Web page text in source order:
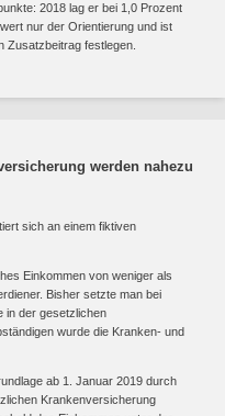
2018 lag er bei 1,0 Prozent
nur der Orientierung und ist
Zusatzbeitrag festlegen.
werden nahezu
sich an einem fiktiven
Einkommen von weniger als
Bisher setzte man bei
in der gesetzlichen
wurde die Kranken- und
ab 1. Januar 2019 durch
Krankenversicherung